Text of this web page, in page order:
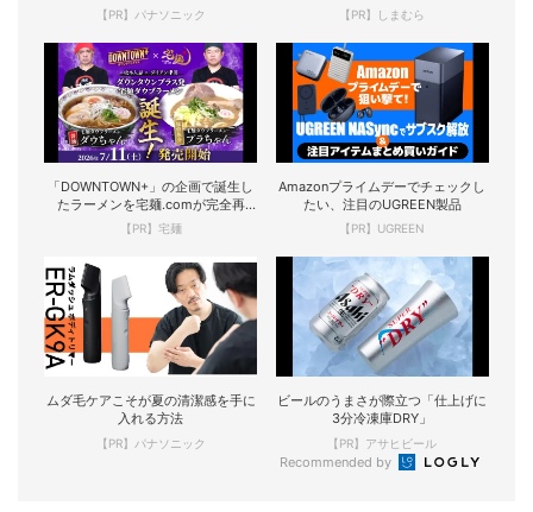
【PR】パナソニック 【PR】しまむら
「DOWNTOWN+」の企画で誕生し
たラーメンを宅麺.comが完全再
現！
【PR】宅麺
Amazonプライムデーでチェックし
たい、注目のUGREEN製品
【PR】UGREEN
ムダ毛ケアこそが夏の清潔感を手に
入れる方法
【PR】パナソニック
ビールのうまさが際立つ「仕上げに
3分冷凍庫DRY」
【PR】アサヒビール
Recommended by